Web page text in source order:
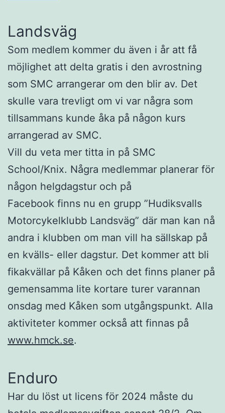
Landsväg
Som medlem kommer du även i år att få
möjlighet att delta gratis i den avrostning
som SMC arrangerar om den blir av. Det
skulle vara trevligt om vi var några som
tillsammans kunde åka på någon kurs
arrangerad av SMC.
Vill du veta mer titta in på SMC
School/Knix. Några medlemmar planerar för
någon helgdagstur och på
Facebook finns nu en grupp ”Hudiksvalls
Motorcykelklubb Landsväg” där man kan nå
andra i klubben om man vill ha sällskap på
en kvälls- eller dagstur. Det kommer att bli
fikakvällar på Kåken och det finns planer på
gemensamma lite kortare turer varannan
onsdag med Kåken som utgångspunkt. Alla
aktiviteter kommer också att finnas på
www.hmck.se.
Enduro
Har du löst ut licens för 2024 måste du